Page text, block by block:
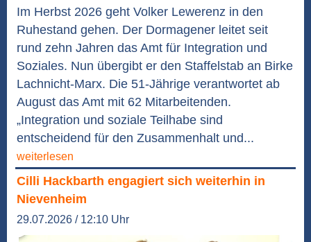
Im Herbst 2026 geht Volker Lewerenz in den
Ruhestand gehen. Der Dormagener leitet seit
rund zehn Jahren das Amt für Integration und
Soziales. Nun übergibt er den Staffelstab an Birke
Lachnicht-Marx. Die 51-Jährige verantwortet ab
August das Amt mit 62 Mitarbeitenden.
„Integration und soziale Teilhabe sind
entscheidend für den Zusammenhalt und...
weiterlesen
Cilli Hackbarth engagiert sich weiterhin in
Nievenheim
29.07.2026 / 12:10 Uhr